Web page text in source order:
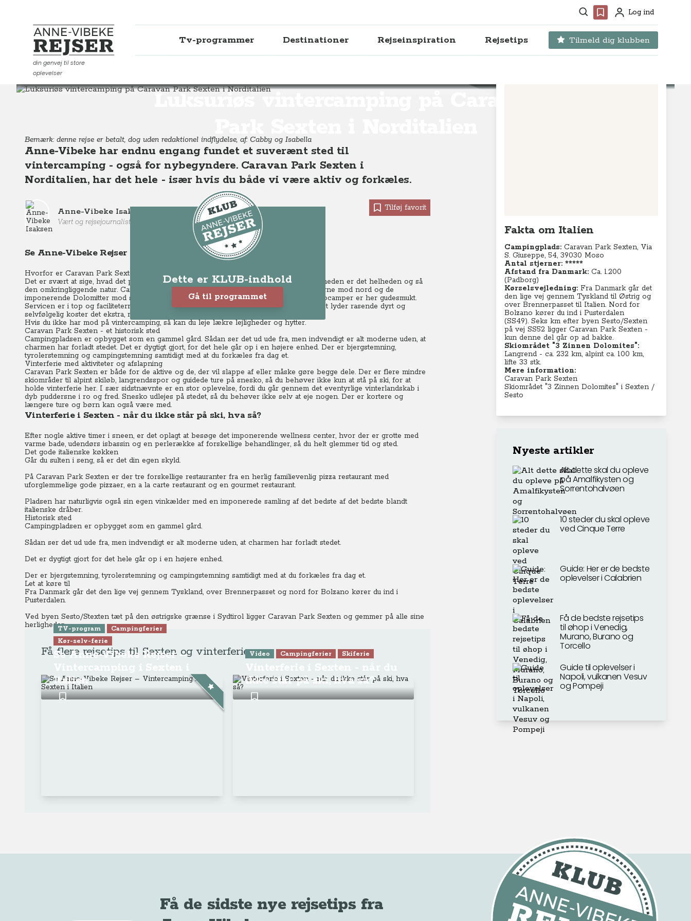
Søg Favoritter
ProfilLog ind
Anne-Vibeke Rejser
din genvej til store
oplevelser
Tv-programmer Destinationer Rejseinspiration Rejsetips Tilmeld dig klubben
Luksuriøs vintercamping på Caravan
Destinationer
Bemærk: denne rejse er betalt, dog uden redaktionel indflydelse, af: Cabby og Isabella
Anne-Vibeke har endnu engang fundet et suverænt sted til
vintercamping - også for nybegyndere. Caravan Park Sexten i
Norditalien, har det hele - især hvis du både vi være aktiv og forkæles.
Anne-Vibeke Isaksen
Vært og rejsejournalist
Tilføj favorit
Se Anne-Vibeke Rejser – Vintercamping i Sexten i Italien
Dette er KLUB-indhold
Gå til programmet
Hvorfor er Caravan Park Sexten så god?
Det er svært at sige, hvad det præcis er der gør denne campingplads så god. I virkeligheden er det helheden og så
den omkringliggende natur. Caravan Park Sextenligger i 1500 moh. med udsigt til Alperne mod nord og de
imponerende Dolomitter mod syd.
Uanset hvordan du stiller din campingvogn eller autocamper er her gudesmukt.
Servicen er i top og faciliteterne er uden for kategori i forhold til komfort og luksus.
Det lyder rasende dyrt og
selvfølgelig koster det ekstra, men ikke urimeligt på nogen måde.
Hvis du ikke har mod på vintercamping, så kan du leje lækre lejligheder og hytter.
Caravan Park Sexten - et historisk sted
Campingpladsen er opbygget som en gammel gård. Sådan ser det ud ude fra, men indvendigt er alt moderne uden, at
charmen har forladt stedet. Det er dygtigt gjort, for det hele går op i en højere enhed. Der er bjergstemning,
tyrolerstemning og campingstemning samtidigt med at du forkæles fra dag et.
Vinterferie med aktiviteter og afslapning
Caravan Park Sexten er både for de aktive og de, der vil slappe af eller måske gøre begge dele. Der er flere mindre
skiområder til alpint skiløb, langrendsspor og guidede ture på snesko, så du behøver ikke kun at stå på ski, for at
holde vinterferie her. I sær sidstnævnte er en stor oplevelse, fordi du går gennem det eventyrlige vinterlandskab i
dyb puddersne i ro og fred. Snesko udlejes på stedet, så du behøver ikke selv at eje nogen. Der er kortere og
længere ture og børn kan også være med.
Vinterferie i Sexten - når du ikke står på ski, hva så?
Efter nogle aktive timer i sneen, er det oplagt at besøge det imponerende wellness center, hvor der er grotte med
varme bade, udendørs isbassin og en perlerække af forskellige behandlinger, så du helt glemmer tid og sted.
Det gode italienske køkken
Går du sulten i seng, så er det din egen skyld.
På Caravan Park Sexten er der tre forskellige restauranter fra en herlig familievenlig pizza restaurant med
uforglemmelige gode pizzaer, en a la carte restaurant og en gourmet restaurant.
Pladsen har naturligvis også sin egen vinkælder med en imponerede samling af det bedste af det bedste blandt
italienske dråber.
Historisk sted
Campingpladsen er opbygget som en gammel gård.
Sådan ser det ud ude fra, men indvendigt er alt moderne uden, at charmen har forladt stedet.
Det er dygtigt gjort for det hele går op i en højere enhed.
Der er bjergstemning, tyrolerstemning og campingstemning samtidigt med at du forkæles fra dag et.
Let at køre til
Fra Danmark går det den lige vej gennem Tyskland, over Brennerpasset og nord for Bolzano kører du ind i
Pusterdalen.
Ved byen Sesto/Stexten tæt på den østrigske grænse i Sydtirol ligger Caravan Park Sexten og gemmer på alle sine
herligheder.
Få flere rejsetips til Sexten og vinterferie
TV-program
Campingferier
Kør-selv-ferie
Se Anne-Vibeke Rejser –
Italien
Video Campingferier Skiferie
ikke står på ski, hva så?
Fakta om Italien
Campingplads: Caravan Park Sexten, Via
S. Giuseppe, 54, 39030 Moso
Antal stjerner: *****
Afstand fra Danmark: Ca. 1.200
(Padborg)
Kørselsvejledning: Fra Danmark går det
den lige vej gennem Tyskland til Østrig og
over Brennerpasset til Italien. Nord for
Bolzano kører du ind i Pusterdalen
(SS49). Seks km efterbyen Sesto/Sexten
på vej SS52 ligger Caravan Park Sexten -
kun denne del går op ad bakke.
Skiområdet "3 Zinnen Dolomites":
Langrend - ca. 232 km, alpint ca. 100 km,
lifte 33 stk.
Mere information:
Caravan Park Sexten
Skiområdet "3 Zinnen Dolomites" i Sexten /
Sesto
Nyeste artikler
Alt dette skal du opleve
på Amalfikysten og
Sorrentohalvøen
10 steder du skal opleve
ved Cinque Terre
Guide: Her er de bedste
oplevelser i Calabrien
Få de bedste rejsetips
til øhop i Venedig,
Murano, Burano og
Torcello
Guide til oplevelser i
Napoli, vulkanen Vesuv
og Pompeji
Få de sidste nye rejsetips fra